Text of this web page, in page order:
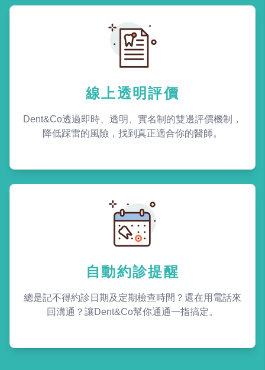
線上透明評價
Dent&Co透過即時、透明、實名制的雙邊評價機制，
降低踩雷的風險，找到真正適合你的醫師。
自動約診提醒
總是記不得約診日期及定期檢查時間？還在用電話來
回溝通？讓Dent&Co幫你通通一指搞定。